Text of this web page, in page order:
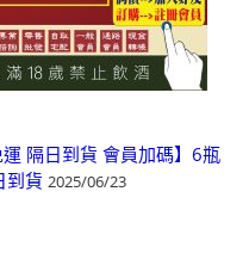
售、批發，看這裡!
運 隔日到貨 會員加碼】6瓶
到貨 2025/06/23